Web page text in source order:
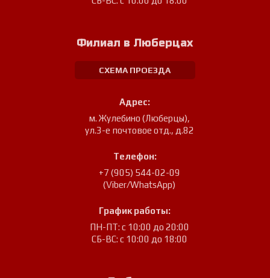
Филиал в Люберцах
СХЕМА ПРОЕЗДА
Адрес:
м. Жулебино (Люберцы),
ул.3-е почтовое отд., д.82
Телефон:
+7 (905) 544-02-09
(Viber/WhatsApp)
График работы:
ПН-ПТ: с 10:00 до 20:00
СБ-ВС: с 10:00 до 18:00